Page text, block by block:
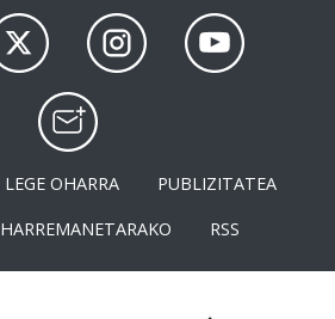
LEGE OHARRA
PUBLIZITATEA
HARREMANETARAKO RSS